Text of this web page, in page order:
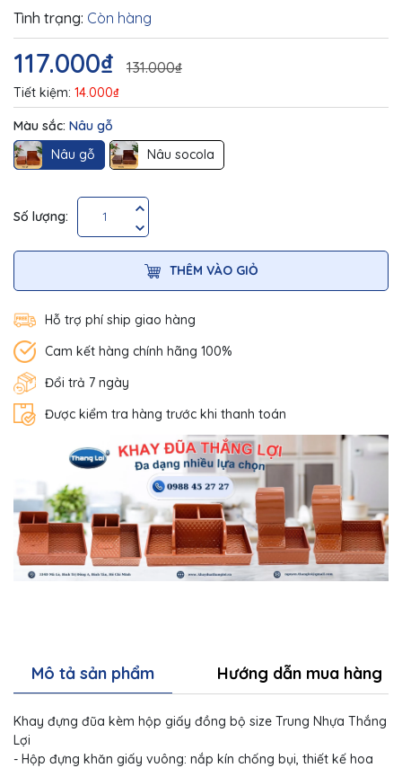
Tình trạng: Còn hàng
117.000₫ 131.000₫
Tiết kiệm: 14.000₫
Màu sắc: Nâu gỗ
Nâu gỗ
Nâu socola
Số lượng:
THÊM VÀO GIỎ
Hỗ trợ phí ship giao hàng
Cam kết hàng chính hãng 100%
Đổi trả 7 ngày
Được kiểm tra hàng trước khi thanh toán
Mô tả sản phẩm Hướng dẫn mua hàng
Khay đựng đũa kèm hộp giấy đồng bộ size Trung Nhựa Thắng
Lợi
- Hộp đựng khăn giấy vuông: nắp kín chống bụi, thiết kế hoa